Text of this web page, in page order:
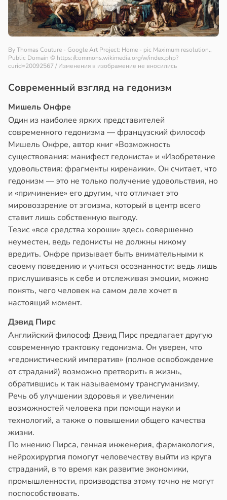
By Thomas Couture - Google Art Project: Home - pic Maximum resolution.,
Public Domain © https://commons.wikimedia.org/w/index.php?
curid=20092567 / Изменения в изображение не вносились
Современный взгляд на гедонизм
Мишель Онфре
Один из наиболее ярких представителей
современного гедонизма — французский философ
Мишель Онфре, автор книг «Возможность
существования: манифест гедониста» и «Изобретение
удовольствия: фрагменты киренаики». Он считает, что
гедонизм — это не только получение удовольствия, но
и «причинение» его другим, что отличает это
мировоззрение от эгоизма, который в центр всего
ставит лишь собственную выгоду.
Тезис «все средства хороши» здесь совершенно
неуместен, ведь гедонисты не должны никому
вредить. Онфре призывает быть внимательными к
своему поведению и учиться осознанности: ведь лишь
прислушиваясь к себе и отслеживая эмоции, можно
понять, чего человек на самом деле хочет в
настоящий момент.
Дэвид Пирс
Английский философ Дэвид Пирс предлагает другую
современную трактовку гедонизма. Он уверен, что
«гедонистический императив» (полное освобождение
от страданий) возможно претворить в жизнь,
обратившись к так называемому трансгуманизму.
Речь об улучшении здоровья и увеличении
возможностей человека при помощи науки и
технологий, а также о повышении общего качества
жизни.
По мнению Пирса, генная инженерия, фармакология,
нейрохирургия помогут человечеству выйти из круга
страданий, в то время как развитие экономики,
промышленности, производства этому точно не могут
поспособствовать.